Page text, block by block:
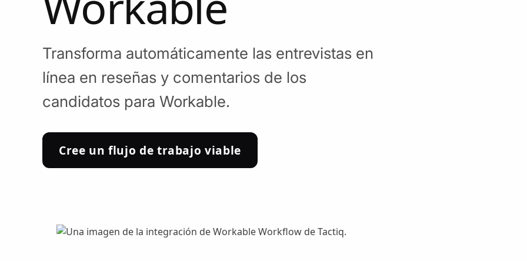
Transforma automáticamente las entrevistas en
línea en reseñas y comentarios de los
candidatos para Workable.
Cree un flujo de trabajo viable